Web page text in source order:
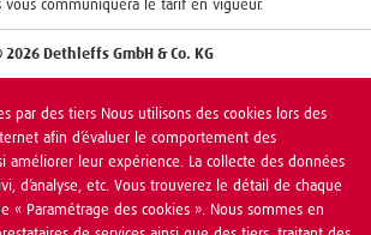
vous communiquera le tarif en vigueur.
2026 Dethleffs GmbH & Co. KG
par des tiers Nous utilisons des cookies lors des
afin d’évaluer le comportement des
améliorer leur expérience. La collecte des données
d’analyse, etc. Vous trouverez le détail de chaque
« Paramétrage des cookies ». Nous sommes en